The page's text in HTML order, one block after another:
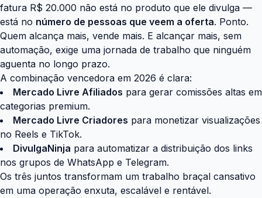
fatura R$ 20.000 não está no produto que ele divulga —
está no número de pessoas que veem a oferta. Ponto.
Quem alcança mais, vende mais. E alcançar mais, sem
automação, exige uma jornada de trabalho que ninguém
aguenta no longo prazo.
A combinação vencedora em 2026 é clara:
Mercado Livre Afiliados para gerar comissões altas em
categorias premium.
Mercado Livre Criadores para monetizar visualizações
no Reels e TikTok.
DivulgaNinja para automatizar a distribuição dos links
nos grupos de WhatsApp e Telegram.
Os três juntos transformam um trabalho braçal cansativo
em uma operação enxuta, escalável e rentável.